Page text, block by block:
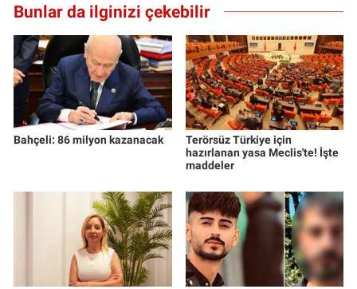
Bunlar da ilginizi çekebilir
Bahçeli: 86 milyon kazanacak
Terörsüz Türkiye için
hazırlanan yasa Meclis'te! İşte
maddeler